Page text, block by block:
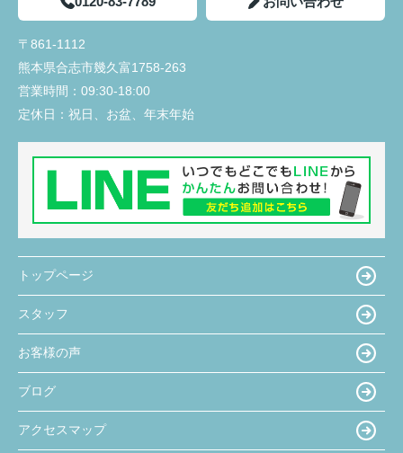
〒861-1112
熊本県合志市幾久富1758-263
営業時間： 09:30-18:00
定休日： 祝日、お盆、年末年始
トップページ
スタッフ
お客様の声
ブログ
アクセスマップ